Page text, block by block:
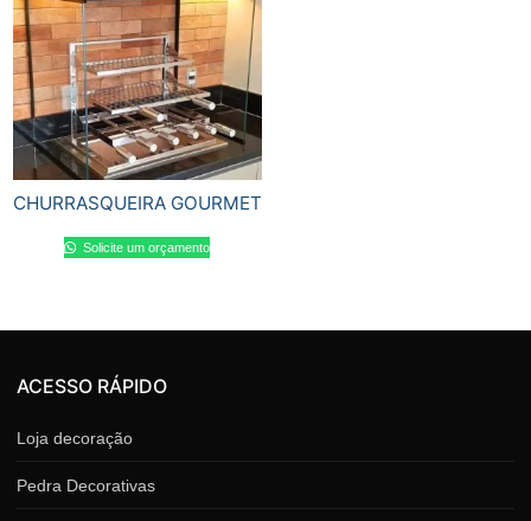
CHURRASQUEIRA GOURMET
Solicite um orçamento
ACESSO RÁPIDO
Loja decoração
Pedra Decorativas